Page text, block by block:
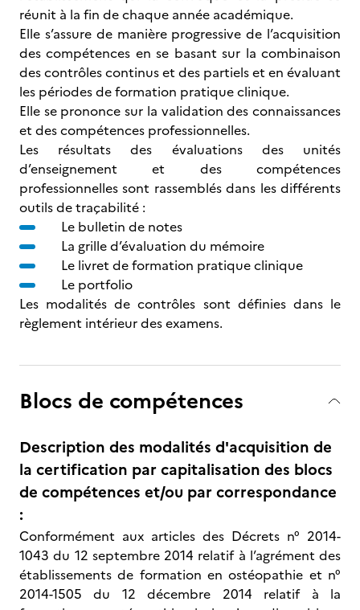
réunit à la fin de chaque année académique.
Elle s’assure de manière progressive de l’acquisition
des compétences en se basant sur la combinaison
des contrôles continus et des partiels et en évaluant
les périodes de formation pratique clinique.
Elle se prononce sur la validation des connaissances
et des compétences professionnelles.
Les résultats des évaluations des unités
d’enseignement et des compétences
professionnelles sont rassemblés dans les différents
outils de traçabilité :
Le bulletin de notes
La grille d’évaluation du mémoire
Le livret de formation pratique clinique
Le portfolio
Les modalités de contrôles sont définies dans le
règlement intérieur des examens.
Blocs de compétences
Description des modalités d'acquisition de
la certification par capitalisation des blocs
de compétences et/ou par correspondance
:
Conformément aux articles des Décrets n° 2014-
1043 du 12 septembre 2014 relatif à l’agrément des
établissements de formation en ostéopathie et n°
2014-1505 du 12 décembre 2014 relatif à la